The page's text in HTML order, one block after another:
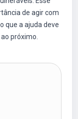
de agir com
que a ajuda deve
próximo.